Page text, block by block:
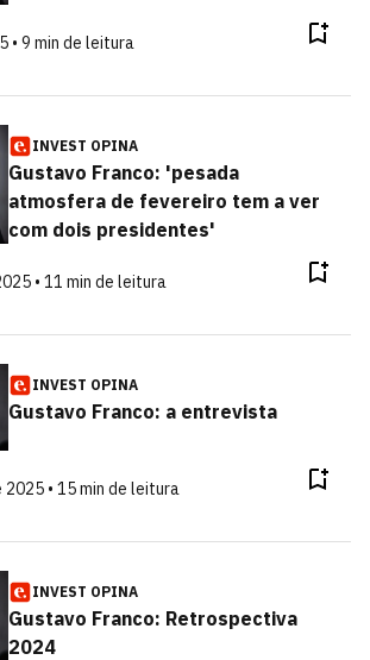
• 9 min de leitura
INVEST OPINA
Gustavo Franco: 'pesada
atmosfera de fevereiro tem a ver
com dois presidentes'
• 11 min de leitura
INVEST OPINA
Gustavo Franco: a entrevista
• 15 min de leitura
INVEST OPINA
Gustavo Franco: Retrospectiva
2024